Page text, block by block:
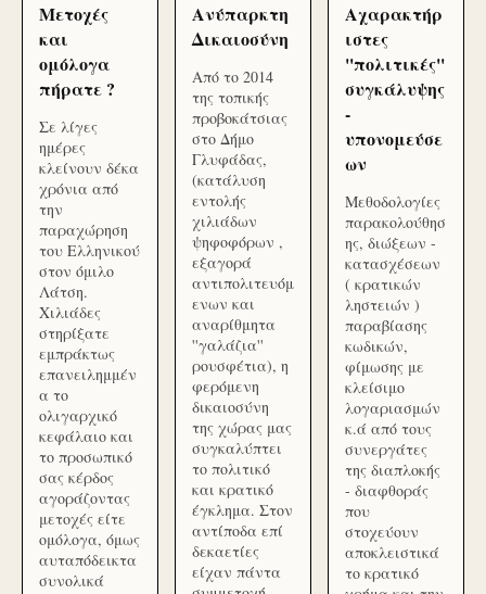
Μετοχές
και
ομόλογα
πήρατε ?
Σε λίγες
ημέρες
κλείνουν δέκα
χρόνια από
την
παραχώρηση
του Ελληνικού
στον όμιλο
Λάτση.
Χιλιάδες
στηρίξατε
εμπράκτως
επανειλημμέν
α το
ολιγαρχικό
κεφάλαιο και
το προσωπικό
σας κέρδος
αγοράζοντας
μετοχές είτε
ομόλογα, όμως
αυταπόδεικτα
συνολικά
Ανύπαρκτη
Δικαιοσύνη
Από το 2014
της τοπικής
προβοκάτσιας
στο Δήμο
Γλυφάδας,
(κατάλυση
εντολής
χιλιάδων
ψηφοφόρων ,
εξαγορά
αντιπολιτευόμ
ενων και
αναρίθμητα
''γαλάζια''
ρουσφέτια), η
φερόμενη
δικαιοσύνη
της χώρας μας
συγκαλύπτει
το πολιτικό
και κρατικό
έγκλημα. Στον
αντίποδα επί
δεκαετίες
είχαν πάντα
Αχαρακτήρ
ιστες
''πολιτικές''
συγκάλυψης
-
υπονομεύσε
ων
Μεθοδολογίες
παρακολούθησ
ης, διώξεων -
κατασχέσεων
( κρατικών
ληστειών )
παραβίασης
κωδικών,
φίμωσης με
κλείσιμο
λογαριασμών
κ.ά από τους
συνεργάτες
της διαπλοκής
- διαφθοράς
που
στοχεύουν
αποκλειστικά
το κρατικό